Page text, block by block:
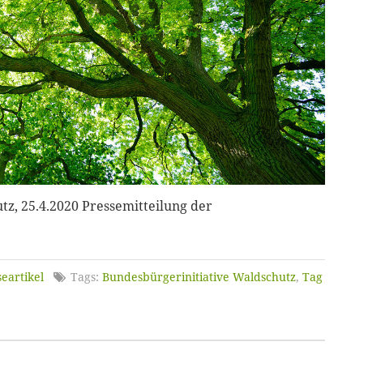
25.4.2020 Pressemitteilung der
Tags: Bundesbürgerinitiative Waldschutz, Tag